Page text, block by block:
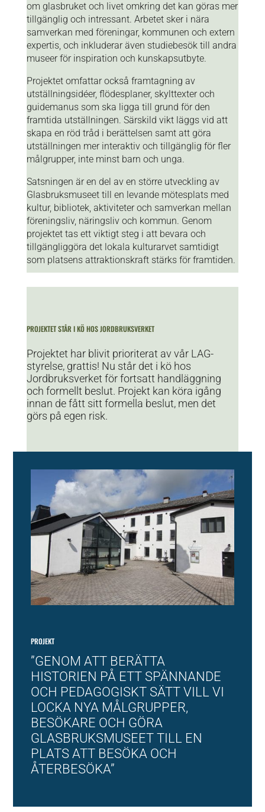
om glasbruket och livet omkring det kan göras mer
tillgänglig och intressant. Arbetet sker i nära
samverkan med föreningar, kommunen och extern
expertis, och inkluderar även studiebesök till andra
museer för inspiration och kunskapsutbyte.
Projektet omfattar också framtagning av
utställningsidéer, flödesplaner, skylttexter och
guidemanus som ska ligga till grund för den
framtida utställningen. Särskild vikt läggs vid att
skapa en röd tråd i berättelsen samt att göra
utställningen mer interaktiv och tillgänglig för fler
målgrupper, inte minst barn och unga.
Satsningen är en del av en större utveckling av
Glasbruksmuseet till en levande mötesplats med
kultur, bibliotek, aktiviteter och samverkan mellan
föreningsliv, näringsliv och kommun. Genom
projektet tas ett viktigt steg i att bevara och
tillgängliggöra det lokala kulturarvet samtidigt
som platsens attraktionskraft stärks för framtiden.
PROJEKTET STÅR I KÖ HOS JORDBRUKSVERKET
Projektet har blivit prioriterat av vår LAG-
styrelse, grattis! Nu står det i kö hos
Jordbruksverket för fortsatt handläggning
och formellt beslut. Projekt kan köra igång
innan de fått sitt formella beslut, men det
görs på egen risk.
PROJEKT
”GENOM ATT BERÄTTA
HISTORIEN PÅ ETT SPÄNNANDE
OCH PEDAGOGISKT SÄTT VILL VI
LOCKA NYA MÅLGRUPPER,
BESÖKARE OCH GÖRA
GLASBRUKSMUSEET TILL EN
PLATS ATT BESÖKA OCH
ÅTERBESÖKA”